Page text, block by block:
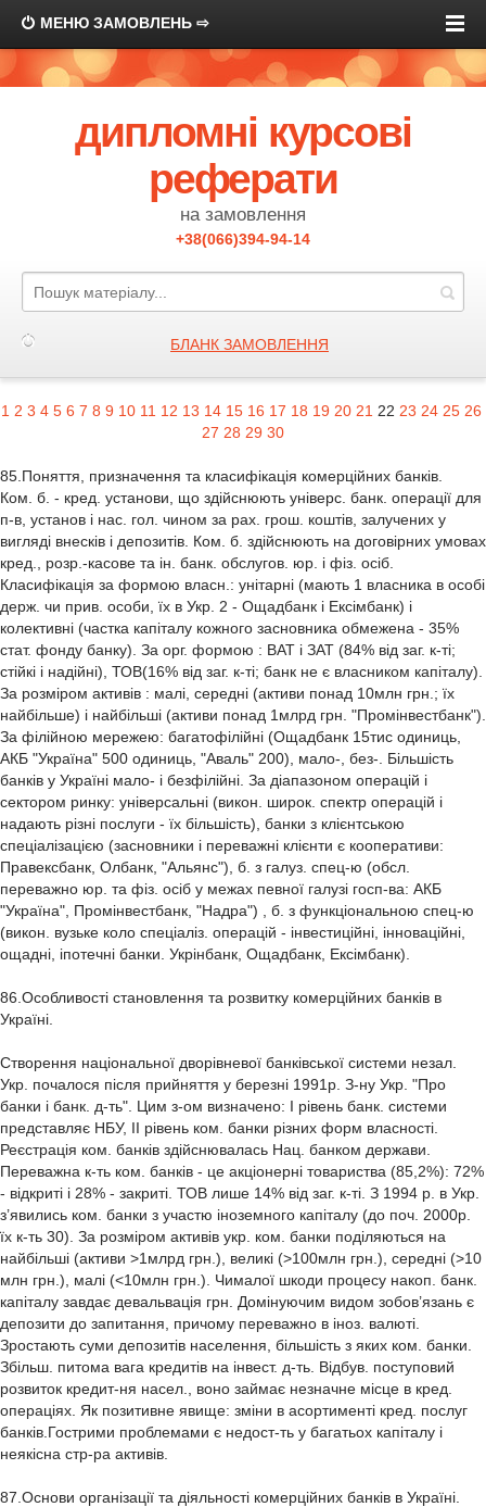
МЕНЮ ЗАМОВЛЕНЬ ⇨
дипломні курсові
реферати
на замовлення
+38(066)394-94-14
БЛАНК ЗАМОВЛЕННЯ
1 2 3 4 5 6 7 8 9 10 11 12 13 14 15 16 17 18 19 20 21 22 23 24 25 26
27 28 29 30
85.Поняття, призначення та класифікація комерційних банків.
Ком. б. - кред. установи, що здійснюють універс. банк. операції для
п-в, установ і нас. гол. чином за рах. грош. коштів, залучених у
вигляді внесків і депозитів. Ком. б. здійснюють на договірних умовах
кред., розр.-касове та ін. банк. обслугов. юр. і фіз. осіб.
Класифікація за формою власн.: унітарні (мають 1 власника в особі
держ. чи прив. особи, їх в Укр. 2 - Ощадбанк і Ексімбанк) і
колективні (частка капіталу кожного засновника обмежена - 35%
стат. фонду банку). За орг. формою : ВАТ і ЗАТ (84% від заг. к-ті;
стійкі і надійні), ТОВ(16% від заг. к-ті; банк не є власником капіталу).
За розміром активів : малі, середні (активи понад 10млн грн.; їх
найбільше) і найбільші (активи понад 1млрд грн. "Промінвестбанк").
За філійною мережею: багатофілійні (Ощадбанк 15тис одиниць,
АКБ "Україна" 500 одиниць, "Аваль" 200), мало-, без-. Більшість
банків у Україні мало- і безфілійні. За діапазоном операцій і
сектором ринку: універсальні (викон. широк. спектр операцій і
надають різні послуги - їх більшість), банки з клієнтською
спеціалізацією (засновники і переважні клієнти є кооперативи:
Правексбанк, Олбанк, "Альянс"), б. з галуз. спец-ю (обсл.
переважно юр. та фіз. осіб у межах певної галузі госп-ва: АКБ
"Україна", Промінвестбанк, "Надра") , б. з функціональною спец-ю
(викон. вузьке коло спеціаліз. операцій - інвестиційні, інноваційні,
ощадні, іпотечні банки. Укрінбанк, Ощадбанк, Ексімбанк).
86.Особливості становлення та розвитку комерційних банків в
Україні.
Створення національної дворівневої банківської системи незал.
Укр. почалося після прийняття у березні 1991р. З-ну Укр. "Про
банки і банк. д-ть". Цим з-ом визначено: І рівень банк. системи
представляє НБУ, ІІ рівень ком. банки різних форм власності.
Реєстрація ком. банків здійснювалась Нац. банком держави.
Переважна к-ть ком. банків - це акціонерні товариства (85,2%): 72%
- відкриті і 28% - закриті. ТОВ лише 14% від заг. к-ті. З 1994 р. в Укр.
з’явились ком. банки з участю іноземного капіталу (до поч. 2000р.
їх к-ть 30). За розміром активів укр. ком. банки поділяються на
найбільші (активи >1млрд грн.), великі (>100млн грн.), середні (>10
млн грн.), малі (<10млн грн.). Чималої шкоди процесу накоп. банк.
капіталу завдає девальвація грн. Домінуючим видом зобов’язань є
депозити до запитання, причому переважно в іноз. валюті.
Зростають суми депозитів населення, більшість з яких ком. банки.
Збільш. питома вага кредитів на інвест. д-ть. Відбув. поступовий
розвиток кредит-ня насел., воно займає незначне місце в кред.
операціях. Як позитивне явище: зміни в асортименті кред. послуг
банків.Гострими проблемами є недост-ть у багатьох капіталу і
неякісна стр-ра активів.
87.Основи організації та діяльності комерційних банків в Україні.